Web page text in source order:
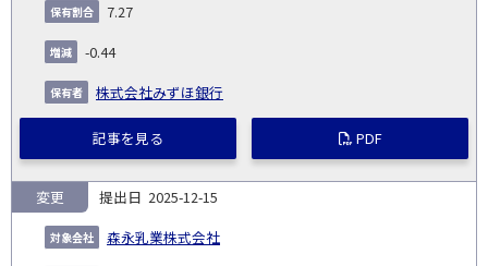
7.27
-0.44
株式会社みずほ銀行
記事を見る PDF
2025-12-15
森永乳業株式会社
変更